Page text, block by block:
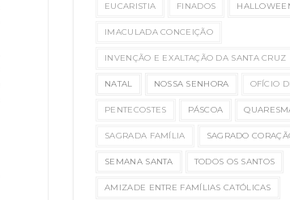
EUCARISTIA FINADOS
IMACULADA CONCEIÇÃO
INVENÇÃO E EXALTAÇÃO DA SANTA CRUZ
NATAL NOSSA SENHORA OFÍCIO
PENTECOSTES PÁSCOA
SAGRADA FAMÍLIA SAGRADO
SEMANA SANTA TODOS OS SANTOS
AMIZADE ENTRE FAMÍLIAS CATÓLICAS